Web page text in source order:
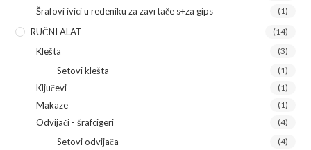
Šrafovi ivici u redeniku za zavrtače s+za gips (1)
RUČNI ALAT (14)
Klešta (3)
Setovi klešta (1)
Ključevi (1)
Makaze (1)
Odvijači - šrafcigeri (4)
Setovi odvijača (4)